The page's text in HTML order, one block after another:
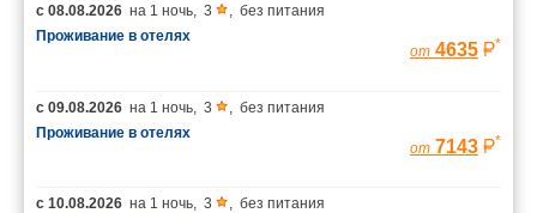
с 08.08.2026 на 1 ночь 3
без питания
Проживание в отелях
от 4635 *
с 09.08.2026 на 1 ночь 3
без питания
Проживание в отелях
от 7143 *
с 10.08.2026 на 1 ночь 3
без питания